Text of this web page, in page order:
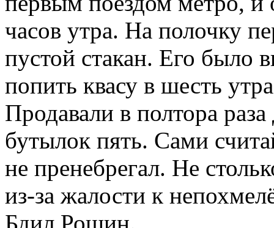
Продавали в полтора
бутылок пять. Сами
не пренебрегал. Не
из-за жалости к
Бдил Рощин.
Потом квасной сезон
пиво. Для торговли
продавца. Нас с Рощиным